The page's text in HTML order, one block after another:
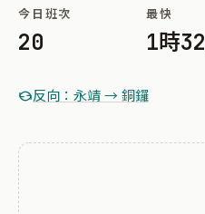
今日班次
20
最快
1時
反向：永靖 → 銅鑼